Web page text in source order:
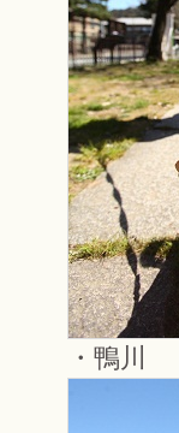
・鴨川